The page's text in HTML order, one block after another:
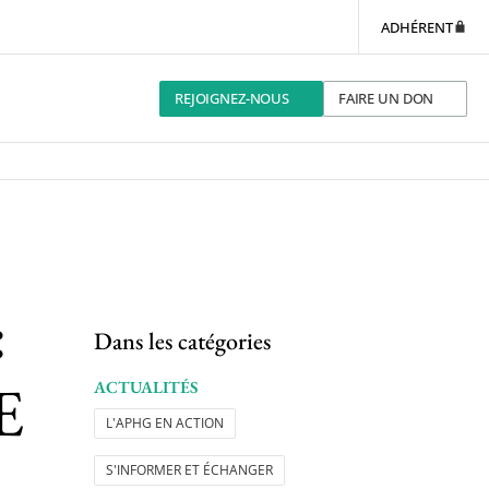
ADHÉRENT
REJOIGNEZ-NOUS FAIRE UN DON
Dans les catégories
ACTUALITÉS
L'APHG EN ACTION
S'INFORMER ET ÉCHANGER